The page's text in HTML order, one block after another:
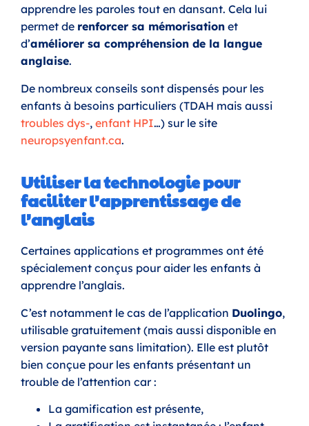
apprendre les paroles tout en dansant. Cela lui
permet de renforcer sa mémorisation et
d’améliorer sa compréhension de la langue
anglaise.
De nombreux conseils sont dispensés pour les
enfants à besoins particuliers (TDAH mais aussi
troubles dys-, enfant HPI…) sur le site
neuropsyenfant.ca.
Utiliser la technologie pour
faciliter l’apprentissage de
l’anglais
Certaines applications et programmes ont été
spécialement conçus pour aider les enfants à
apprendre l’anglais.
C’est notamment le cas de l’application Duolingo,
utilisable gratuitement (mais aussi disponible en
version payante sans limitation). Elle est plutôt
bien conçue pour les enfants présentant un
trouble de l’attention car :
La gamification est présente,